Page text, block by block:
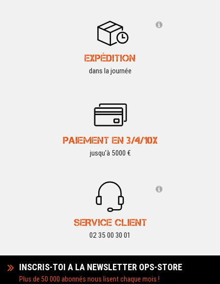
EXPÉDITION
dans la journée
PAIEMENT EN 3/4/10X
jusqu'à 5000 €
SERVICE CLIENT
02 35 00 30 01
INSCRIS-TOI A LA NEWSLETTER OPS-STORE
Plus de 50 000 abonnés nous lisent chaque mois !